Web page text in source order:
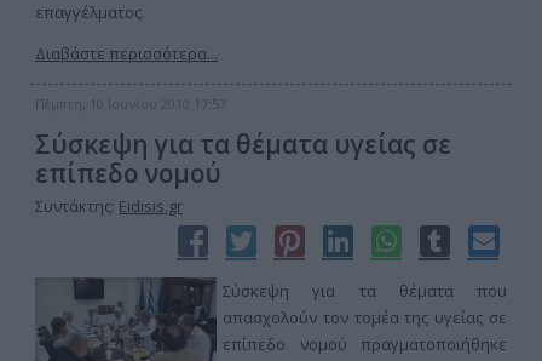
επαγγέλματος.
Διαβάστε περισσότερα...
Πέμπτη, 10 Ιουνίου 2010 17:57
Σύσκεψη για τα θέματα υγείας σε
επίπεδο νομού
Συντάκτης: Eidisis.gr
Σύσκεψη για τα θέματα που
απασχολούν τον τομέα της υγείας σε
επίπεδο νομού πραγματοποιήθηκε